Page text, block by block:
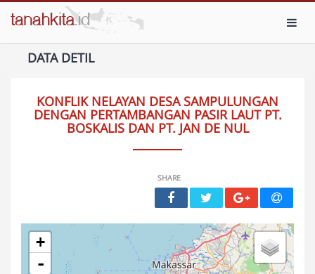
DATA DETIL
KONFLIK NELAYAN DESA SAMPULUNGAN
DENGAN PERTAMBANGAN PASIR LAUT PT.
BOSKALIS DAN PT. JAN DE NUL
SHARE
+
-